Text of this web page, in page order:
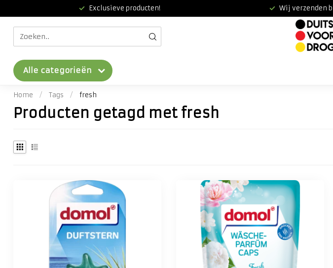
Exclusieve producten! Wij verzenden
Alle categorieën
Home / Tags / fresh
Producten getagd met fresh